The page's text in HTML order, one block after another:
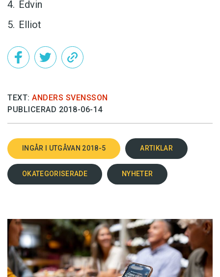
Edvin
Elliot
TEXT: ANDERS SVENSSON
PUBLICERAD 2018-06-14
INGÅR I UTGÅVAN 2018-5 ARTIKLAR
OKATEGORISERADE NYHETER